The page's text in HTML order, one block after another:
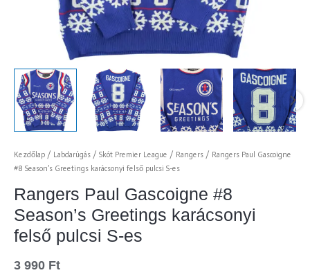
Kezdőlap / Labdarúgás / Skót Premier League / Rangers / Rangers Paul Gascoigne
#8 Season’s Greetings karácsonyi felső pulcsi S-es
Rangers Paul Gascoigne #8
Season’s Greetings karácsonyi
felső pulcsi S-es
3 990 Ft